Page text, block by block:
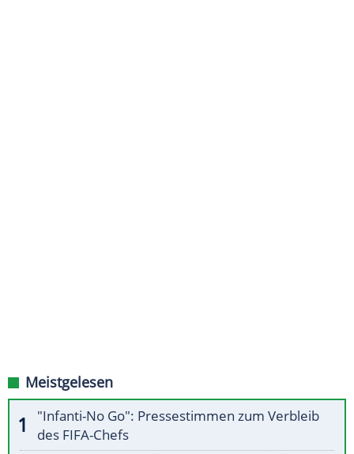
Meistgelesen
"Infanti-No Go": Pressestimmen zum Verbleib
des FIFA-Chefs